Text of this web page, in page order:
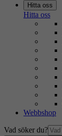
Hitta oss
Hitta oss
Webbshop
Vad söker du?